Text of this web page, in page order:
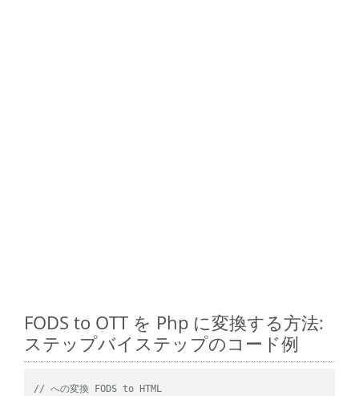
FODS to OTT を Php に変換する方法:
ステップバイステップのコード例
// への変換 FODS to HTML